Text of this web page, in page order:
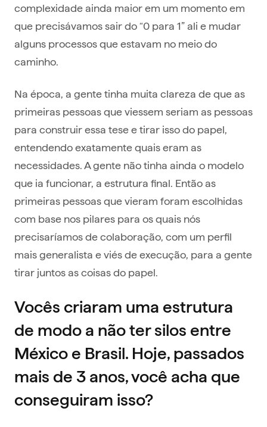
complexidade ainda maior em um momento em
que precisávamos sair do “0 para 1” ali e mudar
alguns processos que estavam no meio do
caminho.
Na época, a gente tinha muita clareza de que as
primeiras pessoas que viessem seriam as pessoas
para construir essa tese e tirar isso do papel,
entendendo exatamente quais eram as
necessidades. A gente não tinha ainda o modelo
que ia funcionar, a estrutura final. Então as
primeiras pessoas que vieram foram escolhidas
com base nos pilares para os quais nós
precisaríamos de colaboração, com um perfil
mais generalista e viés de execução, para a gente
tirar juntos as coisas do papel.
Vocês criaram uma estrutura
de modo a não ter silos entre
México e Brasil. Hoje, passados
mais de 3 anos, você acha que
conseguiram isso?